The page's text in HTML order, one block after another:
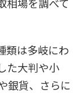
類は多岐にわ
た大判や小
銀貨、さらに